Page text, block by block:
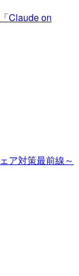
Claude on
ア対策最前線～